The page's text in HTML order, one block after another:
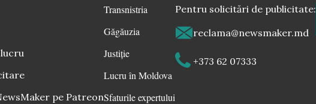
pe Patreon
Transnistria
Găgăuzia
Justiție
Lucru în Moldova
Sfaturile expertului
Pentru solicitări de publicitate:
reclama@newsmaker.md
+373 62 07333